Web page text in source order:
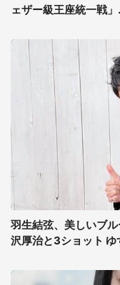
ェザー級王座統一戦
羽生結弦、美しいブ
沢厚治と3ショット